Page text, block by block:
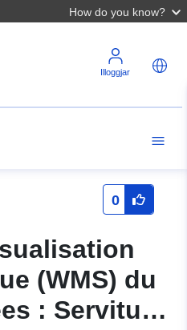
How do you know?
Illoggjar
0
(WMS) du
: Servitude